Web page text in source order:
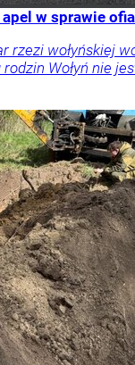
w sprawie
rzezi wołyńskiej
Wołyń nie